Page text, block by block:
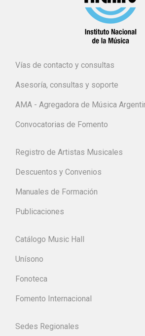
Vías de contacto y consultas
Asesoría, consultas y soporte
AMA - Agregadora de Música
Convocatorias de Fomento
Registro de Artistas Musicales
Descuentos y Convenios
Manuales de Formación
Publicaciones
Catálogo Music Hall
Unísono
Fonoteca
Fomento Internacional
Sedes Regionales